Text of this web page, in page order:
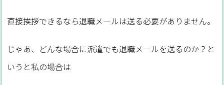
直接挨拶できるなら退職メールは送る必要がありません。
じゃあ、どんな場合に派遣でも退職メールを送るのか？と
いうと私の場合は